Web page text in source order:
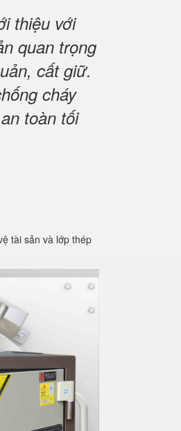
thiệu với
quan trọng
cất giữ.
cháy
toàn tối
tài sản và lớp thép